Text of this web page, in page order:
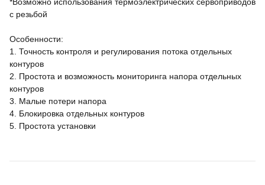
с резьбой
Особенности:
1. Точность контроля и регулирования потока отдельных
контуров
2. Простота и возможность мониторинга напора отдельных
контуров
3. Малые потери напора
4. Блокировка отдельных контуров
5. Простота установки